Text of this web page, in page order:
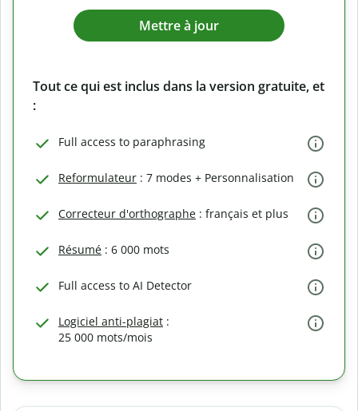
Mettre à jour
Tout ce qui est inclus dans la version gratuite, et
:
Full access to paraphrasing
Reformulateur : 7 modes + Personnalisation
Correcteur d'orthographe : français et plus
Résumé : 6 000 mots
Full access to AI Detector
Logiciel anti-plagiat :
25 000 mots/mois